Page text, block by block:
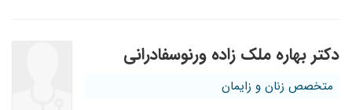
دکتر بهاره ملک زاده ورنوسفادرانی
متخصص زنان و زایمان